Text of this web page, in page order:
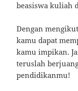
beasiswa kuliah
Dengan
kamu dapat
kamu impikan.
teruslah
pendidikanmu!